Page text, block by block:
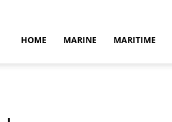
HOME MARINE MARITIME